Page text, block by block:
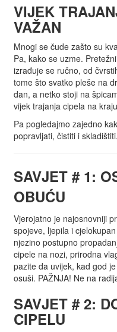
VIJEK
VAŽAN
Mnogi se čude zašto su
Pa, kako se uzme.
izrađuje se ručno, od
tome što svatko pleše na
dan, a netko stoji na
vijek trajanja cipela na
Pa pogledajmo zajedno
popravljati, čistiti i skladištiti.
SAVJET # 1:
OBUĆU
Vjerojatno je najosnovniji
spojeve, ljepila i
njezino postupno
cipele na nozi, prirodna
pazite da uvijek, kad god
osuši. PAŽNJA! Ne na
SAVJET # 2:
CIPELU